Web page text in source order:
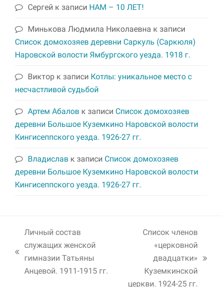
Сергей к записи НАМ – 10 ЛЕТ!
Минькова Людмила Николаевна к записи
Список домохозяев деревни Саркуль (Саркюля)
Наровской волости Ямбургского уезда. 1918 г.
Виктор к записи Котлы: уникальное место с
несчастливой судьбой
Артем Абалов к записи Список домохозяев
деревни Большое Куземкино Наровской волости
Кингисеппского уезда. 1926-27 гг.
Владислав к записи Список домохозяев
деревни Большое Куземкино Наровской волости
Кингисеппского уезда. 1926-27 гг.
previous
post:
Личный состав
служащих женской
гимназии Татьяны
Анцевой. 1911-1915 гг.
Список членов
«церковной
двадцатки»
Куземкинской
церкви. 1924-25 гг.